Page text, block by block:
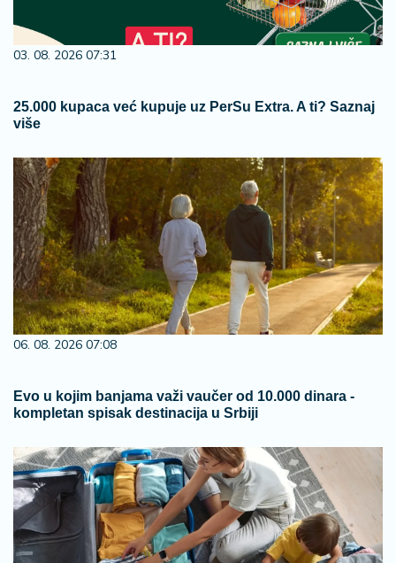
03. 08. 2026 07:31
25.000 kupaca već kupuje uz PerSu Extra. A ti? Saznaj
više
06. 08. 2026 07:08
Evo u kojim banjama važi vaučer od 10.000 dinara -
kompletan spisak destinacija u Srbiji